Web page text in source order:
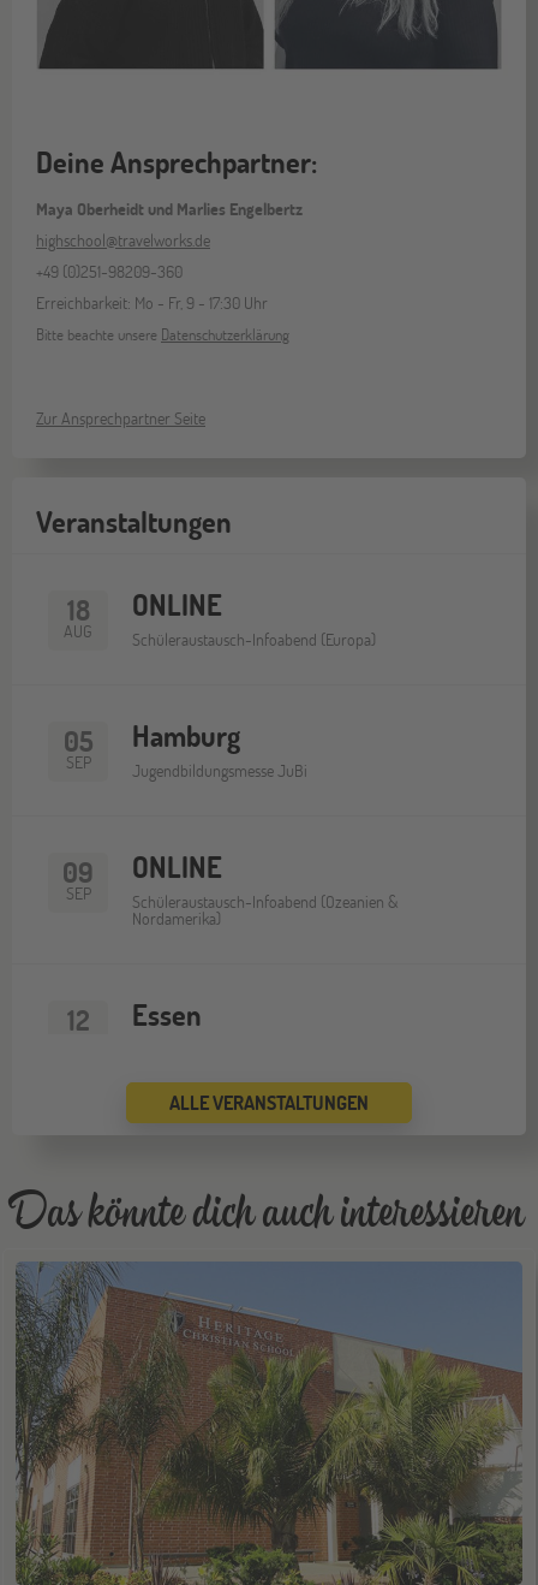
Deine Ansprechpartner:
Maya Oberheidt und Marlies Engelbertz
highschool@travelworks.de
+49 (0)251-98209-360
Erreichbarkeit: Mo - Fr, 9 - 17:30 Uhr
Bitte beachte unsere Datenschutzerklärung
Zur Ansprechpartner Seite
Veranstaltungen
18
AUG
ONLINE
Schüleraustausch-Infoabend (Europa)
05
SEP
Hamburg
Jugendbildungsmesse JuBi
09
SEP
ONLINE
Schüleraustausch-Infoabend (Ozeanien &
Nordamerika)
12 Essen
19
SEP Jugendbildungsmesse JuBi
19
SEP
Bremen
Jugendbildungsmesse JuBi
26
SEP
Düsseldorf
Jugendbildungsmesse JuBi
ALLE VERANSTALTUNGEN
Das könnte dich auch interessieren